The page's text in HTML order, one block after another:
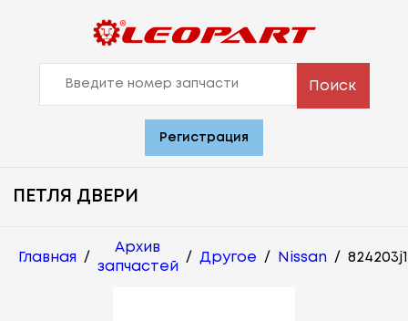
Поиск
Регистрация
ПЕТЛЯ ДВЕРИ
Главная /
Архив
запчастей
/ Другое / Nissan /